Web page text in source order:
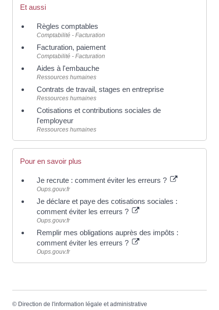
Et aussi
Règles comptables
Comptabilité - Facturation
Facturation, paiement
Comptabilité - Facturation
Aides à l'embauche
Ressources humaines
Contrats de travail, stages en entreprise
Ressources humaines
Cotisations et contributions sociales de
l'employeur
Ressources humaines
Pour en savoir plus
Je recrute : comment éviter les erreurs ?
Oups.gouv.fr
Je déclare et paye des cotisations sociales :
comment éviter les erreurs ?
Oups.gouv.fr
Remplir mes obligations auprès des impôts :
comment éviter les erreurs ?
Oups.gouv.fr
© Direction de l'information légale et administrative